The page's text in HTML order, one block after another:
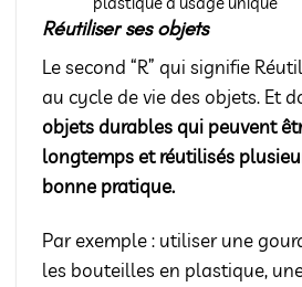
Réutiliser ses objets
Le second “R” qui signifie
au cycle de vie des objets. Et
objets durables qui peuvent
longtemps et réutilisés
bonne pratique.
Par exemple : utiliser une
les bouteilles en plastique,